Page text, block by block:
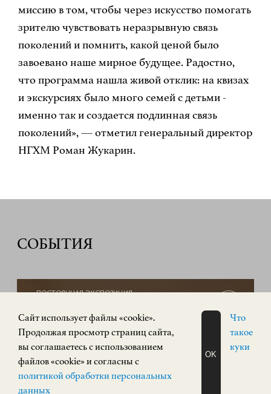
миссию в том, чтобы через искусство помогать
зрителю чувствовать неразрывную связь
поколений и помнить, какой ценой было
завоевано наше мирное будущее. Радостно,
что программа нашла живой отклик: на квизах
и экскурсиях было много семей с детьми -
именно так и создается подлинная связь
поколений», — отметил генеральный директор
НГХМ Роман Жукарин.
СОБЫТИЯ
ПОСТОЯННАЯ ЭКСПОЗИЦИЯ
ЗАПИСАТЬСЯ
НА ЭКСКУРСИЮ
Cайт использует файлы «cookie».
Продолжая просмотр страниц сайта,
вы соглашаетесь с использованием
файлов «cookie» и согласны с
политикой обработки персональных
данных
OK
Что
такое
куки